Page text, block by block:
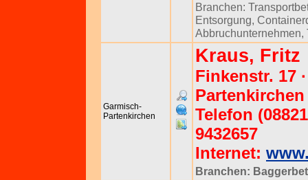
Branchen:
Entsorgung,
Abbruchunternehmen,
Garmisch-
Partenkirchen
Kraus, Fritz
Finkenstr. 17
Partenkirchen
Telefon
9432657
Internet:
Branchen: